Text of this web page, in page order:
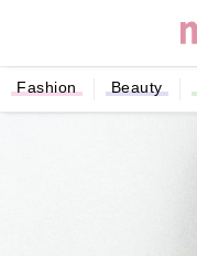
Fashion Beauty